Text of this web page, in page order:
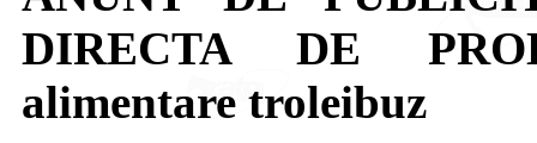
DIRECTA DE
alimentare troleibuz